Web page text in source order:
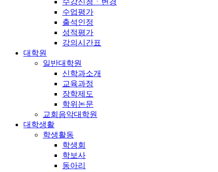
수업평가
출석인정
성적평가
강의시간표
대학원
일반대학원
신학과소개
교육과정
장학제도
학위논문
교회음악대학원
대학생활
학생활동
학생회
학보사
동아리